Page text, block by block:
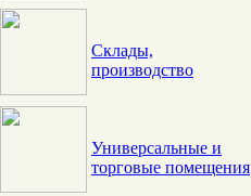
Склады,
производство
Универсальные и
торговые помещения